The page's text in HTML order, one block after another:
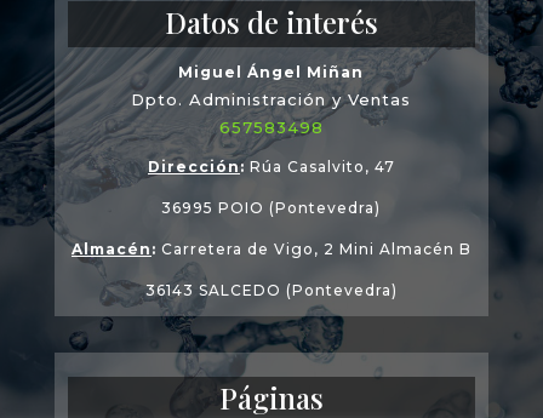
Datos de interés
Miguel Ángel Miñan
Dpto. Administración y Ventas
657583498
Dirección:Rúa Casalvito, 47
36995 POIO (Pontevedra)
Almacén : Carretera de Vigo, 2 Mini Almacén B
36143 SALCEDO (Pontevedra)
Páginas